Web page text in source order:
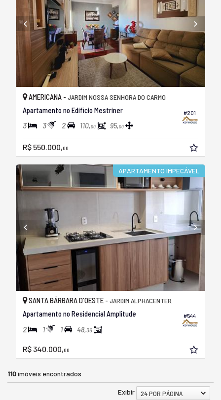
#201
AMERICANA - JARDIM NOSSA SENHORA DO CARMO
Apartamento no Edificio Mestriner
3 3 2 110,00 95,00
R$ 550.000,00
APARTAMENTO IMPECÁVEL
#544
SANTA BÁRBARA D'OESTE - JARDIM ALPHACENTER
Apartamento no Residencial Amplitude
2 1 1 48,36
R$ 340.000,00
110imóveis encontrados
Exibir
24 POR PÁGINA